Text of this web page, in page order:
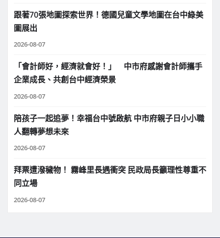
跟著70張地圖探索世界！德國兒童文學地圖在台中綠美
圖展出
2026-08-07
「會計師好，經濟就會好！」 中市府感謝會計師攜手
企業成長、共創台中經濟榮景
2026-08-07
陪孩子一起追夢！幸福台中號啟航 中市府親子日小小職
人翻轉夢想未來
2026-08-07
拜票遭潑穢物！ 霧峰里長遇衝突 民政局長籲理性尊重不
同立場
2026-08-07